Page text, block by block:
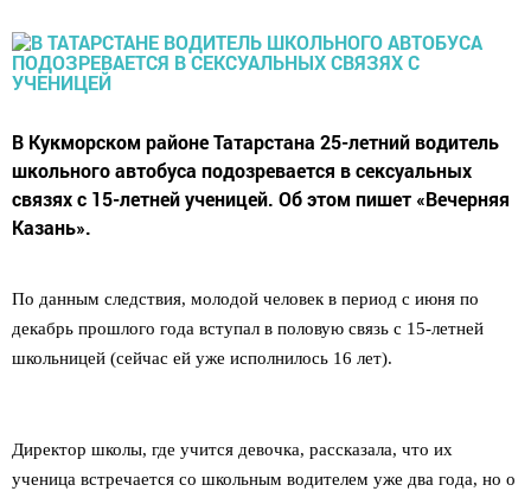
В Кукморском районе Татарстана 25-летний водитель
школьного автобуса подозревается в сексуальных
связях с 15-летней ученицей. Об этом пишет «Вечерняя
Казань».
По данным следствия, молодой человек в период с июня по
декабрь прошлого года вступал в половую связь с 15-летней
школьницей (сейчас ей уже исполнилось 16 лет).
Директор школы, где учится девочка, рассказала, что их
ученица встречается со школьным водителем уже два года, но о